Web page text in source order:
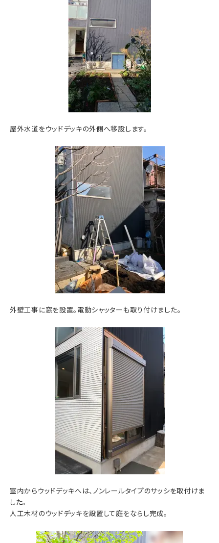
屋外水道をウッドデッキの外側へ移設します。
外壁工事に窓を設置。電動シャッターも取り付けました。
室内からウッドデッキへは、ノンレールタイプのサッシを取付けま
した。
人工木材のウッドデッキを設置して庭をならし完成。